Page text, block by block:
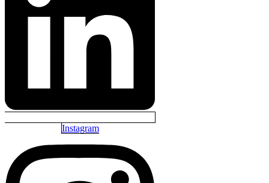
Instagram